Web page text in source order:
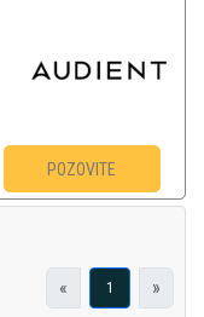
POZOVITE
« 1 »